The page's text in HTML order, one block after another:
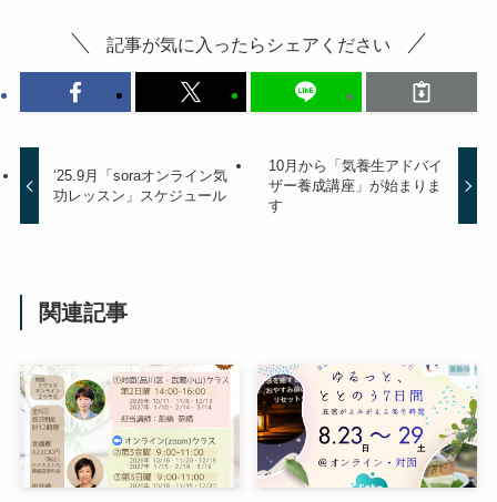
記事が気に入ったらシェアください
‘25.9月「soraオンライン気
功レッスン」スケジュール
10月から「気養生アドバイ
ザー養成講座」が始まりま
す
関連記事